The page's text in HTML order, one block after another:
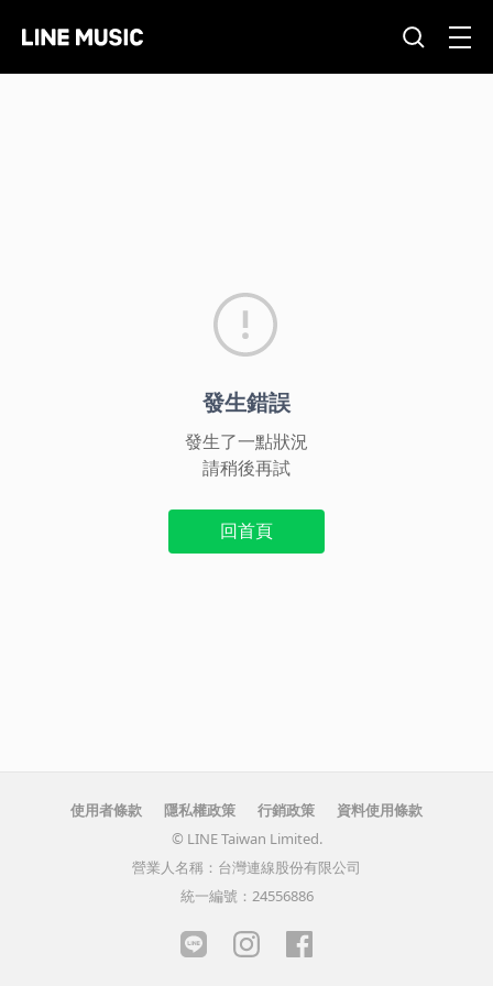
發生錯誤
發生了一點狀況
請稍後再試
回首頁
使用者條款 隱私權政策 行銷政策
資料使用條款
© LINE Taiwan Limited.
營業人名稱：台灣連線股份有限公司
統一編號：24556886